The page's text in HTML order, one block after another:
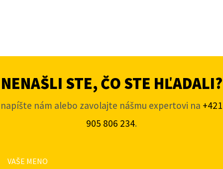
NENAŠLI STE, ČO STE HĽADALI?
napíšte nám alebo zavolajte nášmu expertovi na +421
905 806 234.
VAŠE MENO